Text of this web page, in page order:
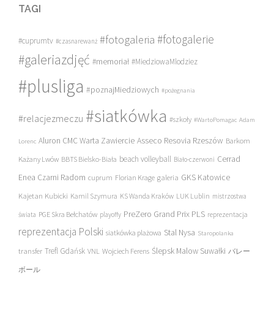
TAGI
#cuprumtv #czasnarewanż #fotogaleria #fotogalerie
#galeriazdjęć #memoriał #MiedziowaMlodziez
#plusliga #poznajMiedziowych #pożegnania
#relacjezmeczu #siatkówka #szkoły #WartoPomagac Adam
Lorenc Aluron CMC Warta Zawiercie Asseco Resovia Rzeszów Barkom
Każany Lwów BBTS Bielsko-Biała beach volleyball Biało-czerwoni Cerrad
Enea Czarni Radom cuprum Florian Krage galeria GKS Katowice
Kajetan Kubicki Kamil Szymura KS Wanda Kraków LUK Lublin mistrzostwa
świata PGE Skra Bełchatów playoffy PreZero Grand Prix PLS reprezentacja
reprezentacja Polski siatkówka plażowa Stal Nysa Staropolanka
transfer Trefl Gdańsk VNL Wojciech Ferens Ślepsk Malow Suwałki バレー
ボール